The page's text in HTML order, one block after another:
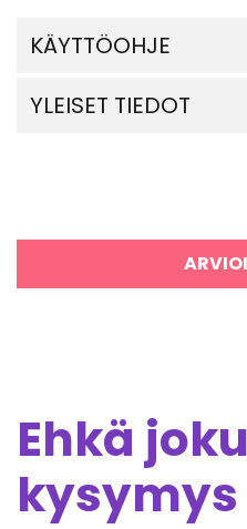
KÄYTTÖOHJE
YLEISET TIEDOT
Ehkä joku